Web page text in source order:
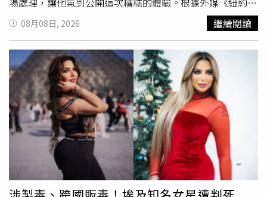
報》報導，YouTuber沃克4日上傳一段影片，原本他要開箱
墨西哥全新度假村「Amanvari」，他透露自己提前數週預訂
並透過郵件確認拍攝事宜，但經過2個小時車程抵達現場
後，卻被員工攔在度假村外。隨後沃克才發現業者於前一天
深夜寄信取消預約，理由是團隊正處於營運磨合期需減少客
數；但沃克發現，當時官方網站仍正常開放當晚以原價預訂
房間，並未停售或提供折扣。同行攝影師布朗（Alex
Brown）補充，沃克離去時甚至遭到墨西哥軍警車輛攔查，
飯店員工更在未經同意下拍攝其搭乘的車輛。沃克直言，他
開箱各大飯店旨在保護消費者權益，若業者企圖透過強行撤
單與噤聲旅客來掌控話語權，讓他不禁懷疑該飯店是否對自
家服務「心虛」。對此，沃克透過影片建議大眾暫時不要造
訪該度假村。影片曝光後，許多網友力挺沃克，紛紛湧入該
08月08日, 2026 繼續閱讀